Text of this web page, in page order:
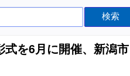
検索
を6月に開催、新潟市